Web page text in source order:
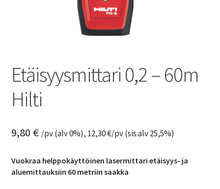
Etäisyysmittari 0,2 – 60m
Hilti
9,80 € /pv (alv 0%), 12,30€/pv (sis.alv 25,5%)
Vuokraa helppokäyttöinen lasermittari etäisyys- ja
aluemittauksiin 60 metriin saakka